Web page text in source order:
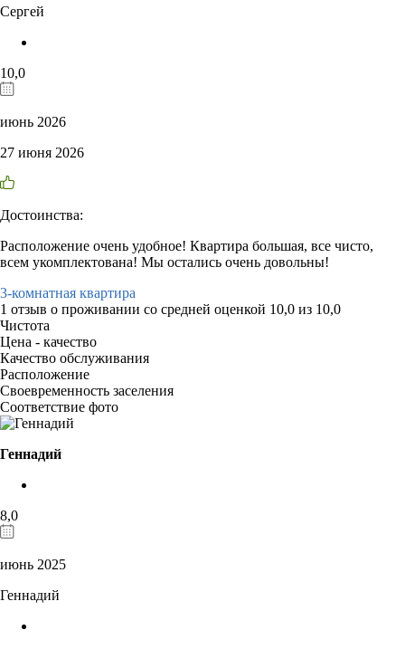
Сергей
10,0
июнь 2026
27 июня 2026
Достоинства:
Расположение очень удобное! Квартира большая, все чисто,
всем укомплектована! Мы остались очень довольны!
3-комнатная квартира
1 отзыв о проживании со средней оценкой 10,0 из 10,0
Чистота
Цена - качество
Качество обслуживания
Расположение
Своевременность заселения
Соответствие фото
Геннадий
8,0
июнь 2025
Геннадий